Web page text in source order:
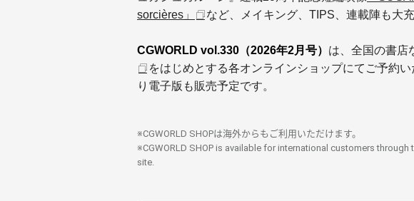
sorcières」
など、メイキング、TIPS、連載陣も大充
CGWORLD vol.330（2026年2月号） は、全国の書店
をはじめとする各オンラインショップにてご予約
り電子版も販売予定です。
※CGWORLD SHOPは海外からもご利用いただけます。
※CGWORLD SHOP is available for international customers
site.